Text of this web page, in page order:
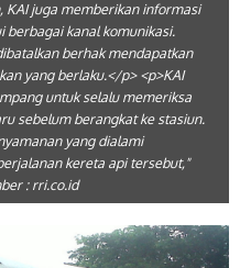
KAI juga memberikan informasi
berbagai kanal komunikasi.
berhak mendapatkan
yang berlaku.</p> <p>KAI
untuk selalu memeriksa
sebelum berangkat ke stasiun.
yang dialami
kereta api tersebut,"
: rri.co.id